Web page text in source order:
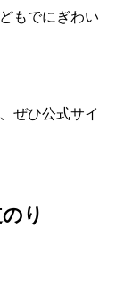
もでにぎわい
ぜひ公式サイ
り